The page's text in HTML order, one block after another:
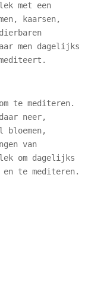
met een
kaarsen,
men dagelijks
te mediteren.
neer,
bloemen,
van
om dagelijks
te mediteren.